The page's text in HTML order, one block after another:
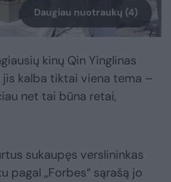
Daugiau nuotraukų (4)
kinų Qin Yinglinas
kalba tiktai viena tema –
net tai būna retai,
sukaupęs verslininkas
pagal „Forbes“ sąrašą jo